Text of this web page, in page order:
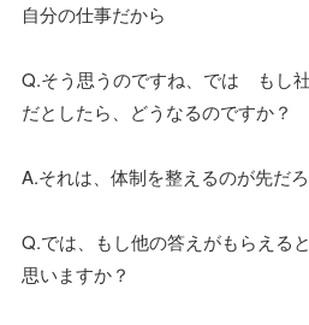
自分の仕事だから
Q.そう思うのですね、では もし
だとしたら、どうなるのですか？
A.それは、体制を整えるのが先だ
Q.では、もし他の答えがもらえる
思いますか？